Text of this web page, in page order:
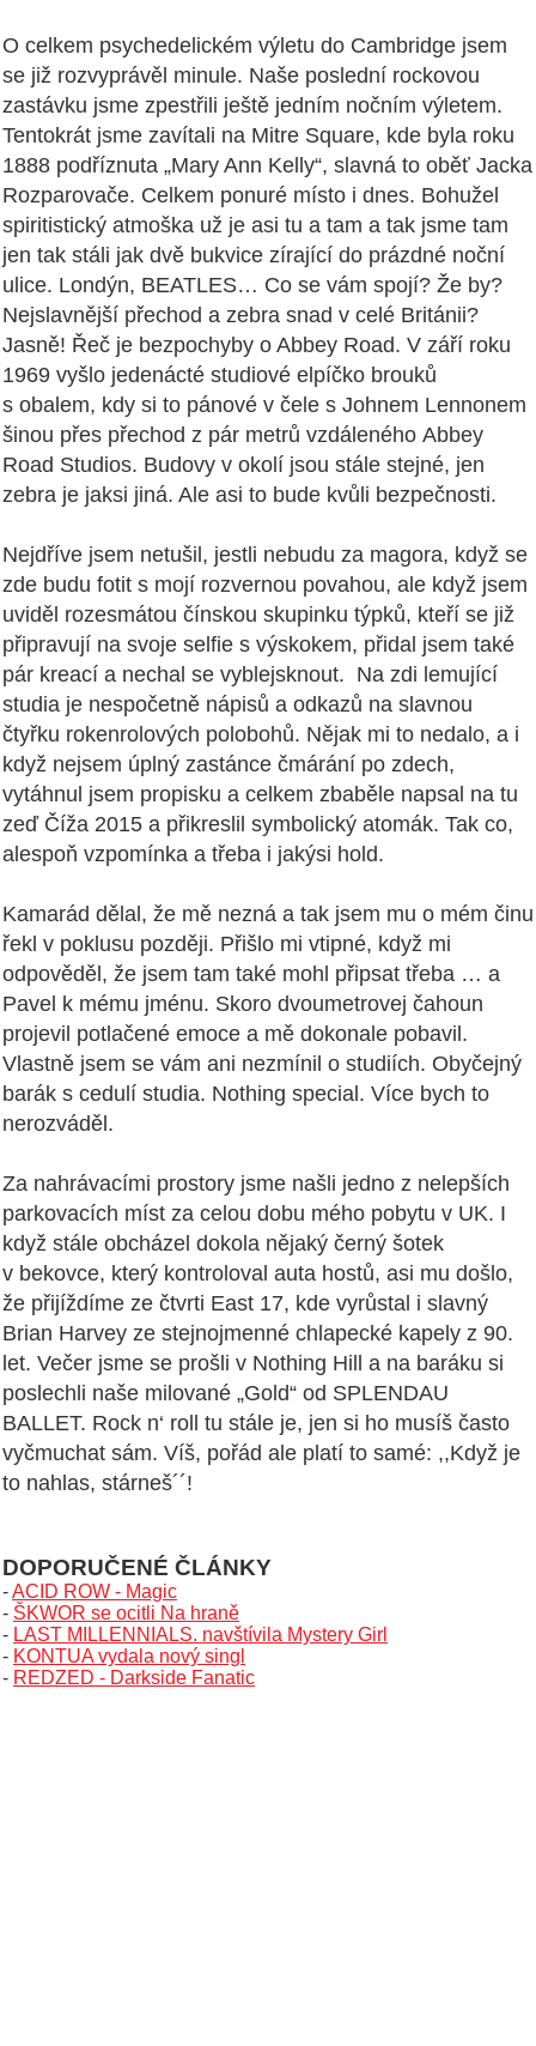
O celkem psychedelickém výletu do Cambridge jsem
se již rozvyprávěl minule. Naše poslední rockovou
zastávku jsme zpestřili ještě jedním nočním výletem.
Tentokrát jsme zavítali na Mitre Square, kde byla roku
1888 podříznuta „Mary Ann Kelly“, slavná to oběť Jacka
Rozparovače. Celkem ponuré místo i dnes. Bohužel
spiritistický atmoška už je asi tu a tam a tak jsme tam
jen tak stáli jak dvě bukvice zírající do prázdné noční
ulice. Londýn, BEATLES… Co se vám spojí? Že by?
Nejslavnější přechod a zebra snad v celé Británii?
Jasně! Řeč je bezpochyby o Abbey Road. V září roku
1969 vyšlo jedenácté studiové elpíčko brouků
s obalem, kdy si to pánové v čele s Johnem Lennonem
šinou přes přechod z pár metrů vzdáleného Abbey
Road Studios. Budovy v okolí jsou stále stejné, jen
zebra je jaksi jiná. Ale asi to bude kvůli bezpečnosti.
Nejdříve jsem netušil, jestli nebudu za magora, když se
zde budu fotit s mojí rozvernou povahou, ale když jsem
uviděl rozesmátou čínskou skupinku týpků, kteří se již
připravují na svoje selfie s výskokem, přidal jsem také
pár kreací a nechal se vyblejsknout. Na zdi lemující
studia je nespočetně nápisů a odkazů na slavnou
čtyřku rokenrolových polobohů. Nějak mi to nedalo, a i
když nejsem úplný zastánce čmárání po zdech,
vytáhnul jsem propisku a celkem zbaběle napsal na tu
zeď Číža 2015 a přikreslil symbolický atomák. Tak co,
alespoň vzpomínka a třeba i jakýsi hold.
Kamarád dělal, že mě nezná a tak jsem mu o mém činu
řekl v poklusu později. Přišlo mi vtipné, když mi
odpověděl, že jsem tam také mohl připsat třeba … a
Pavel k mému jménu. Skoro dvoumetrovej čahoun
projevil potlačené emoce a mě dokonale pobavil.
Vlastně jsem se vám ani nezmínil o studiích. Obyčejný
barák s cedulí studia. Nothing special. Více bych to
nerozváděl.
Za nahrávacími prostory jsme našli jedno z nelepších
parkovacích míst za celou dobu mého pobytu v UK. I
když stále obcházel dokola nějaký černý šotek
v bekovce, který kontroloval auta hostů, asi mu došlo,
že přijíždíme ze čtvrti East 17, kde vyrůstal i slavný
Brian Harvey ze stejnojmenné chlapecké kapely z 90.
let. Večer jsme se prošli v Nothing Hill a na baráku si
poslechli naše milované „Gold“ od SPLENDAU
BALLET. Rock n‘ roll tu stále je, jen si ho musíš často
vyčmuchat sám. Víš, pořád ale platí to samé: ,,Když je
to nahlas, stárneš´´!
DOPORUČENÉ ČLÁNKY
-ACID ROW - Magic
- ŠKWOR se ocitli Na hraně
- LAST MILLENNIALS. navštívila Mystery Girl
- KONTUA vydala nový singl
- REDZED - Darkside Fanatic